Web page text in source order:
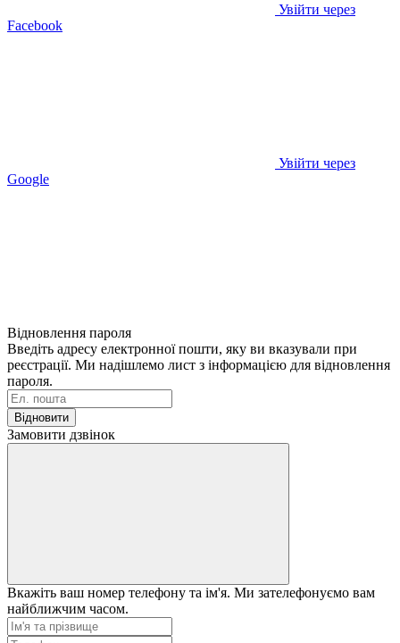
Увійти через
Facebook
Увійти через
Google
Відновлення пароля
Введіть адресу електронної пошти, яку ви вказували при
реєстрації. Ми надішлемо лист з інформацією для відновлення
пароля.
Відновити
Замовити дзвінок
Вкажіть ваш номер телефону та ім'я. Ми зателефонуємо вам
найближчим часом.